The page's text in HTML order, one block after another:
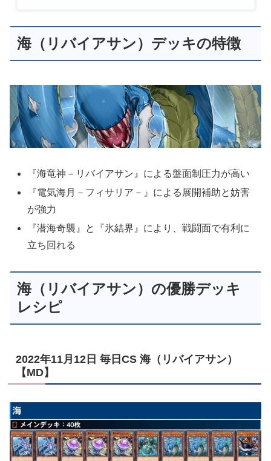
海（リバイアサン）デッキの特徴
『海竜神－リバイアサン』による盤面制圧力が高い
『電気海月－フィサリア－』による展開補助と妨害
が強力
『潜海奇襲』と『氷結界』により、戦闘面で有利に
立ち回れる
海（リバイアサン）の優勝デッキ
レシピ
2022年11月12日 毎日CS 海（リバイアサン）
【MD】